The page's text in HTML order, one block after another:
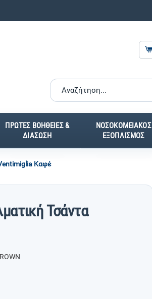
ΠΡΩΤΕΣ ΒΟΗΘΕΙΕΣ &
ΔΙΑΣΩΣΗ
ΝΟΣΟΚΟΜΕΙΑΚΟΣ
ΕΞΟΠΛΙΣΜΟΣ
Καφέ
Τσάντα